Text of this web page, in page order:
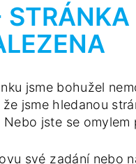
jsme bohužel
jsme hledanou
jste se omylem
své zadání nebo